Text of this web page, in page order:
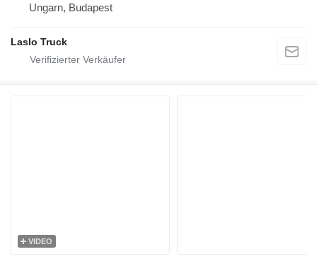
Ungarn, Budapest
Laslo Truck
VIDEO